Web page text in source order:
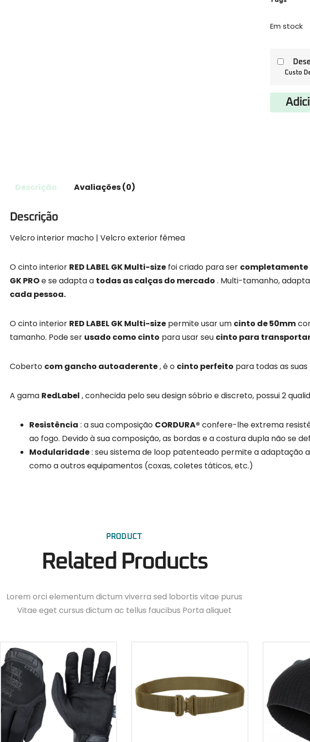
Em stock
Custo
Descrição Avaliações (0)
Descrição
Velcro interior macho | Velcro exterior fêmea
O cinto interior RED LABEL GK Multi-size foi criado para ser completamente
GK PROe se adapta a todas as calças do mercado . Multi-tamanho,
cada pessoa.
O cinto interior RED LABEL GK Multi-size permite usar um cinto de 50mm
tamanho. Pode ser usado como cinto para usar seu cinto para
Coberto com gancho autoaderente, é o cinto perfeito para todas as
A gama RedLabel , conhecida pelo seu design sóbrio e discreto, possui 2
Resistência : a sua composição CORDURA® confere-lhe extrema
ao fogo. Devido à sua composição, as bordas e a costura dupla não se
Modularidade: seu sistema de loop patenteado permite a adaptação
como a outros equipamentos (coxas, coletes táticos, etc.)
PRODUCT
Related Products
Lorem orci elementum dictum viverra sed lobortis vitae purus
Vitae eget cursus dictum ac tellus faucibus Porta aliquet